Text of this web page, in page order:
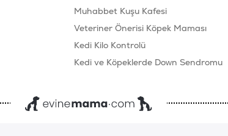
Muhabbet Kuşu Kafesi
Veteriner Önerisi Köpek Maması
Kedi Kilo Kontrolü
Kedi ve Köpeklerde Down Sendromu